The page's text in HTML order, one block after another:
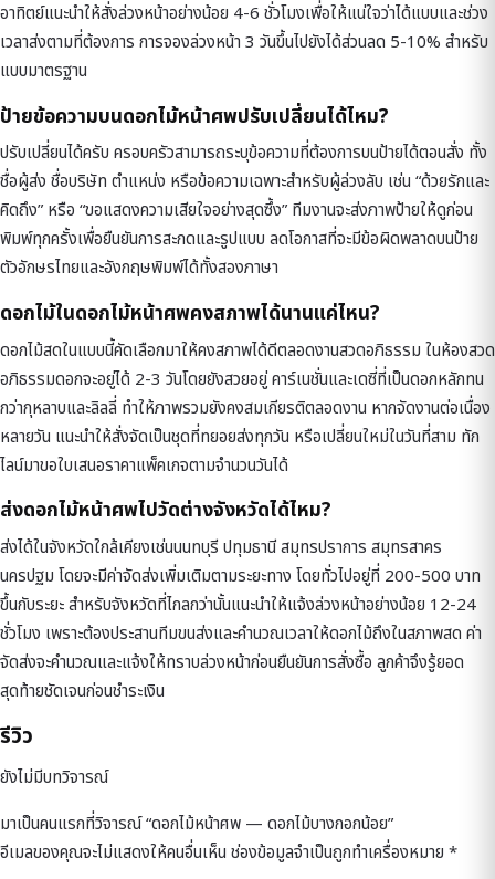
อาทิตย์แนะนำให้สั่งล่วงหน้าอย่างน้อย 4-6 ชั่วโมงเพื่อให้แน่ใจว่าได้แบบและช่วง
เวลาส่งตามที่ต้องการ การจองล่วงหน้า 3 วันขึ้นไปยังได้ส่วนลด 5-10% สำหรับ
แบบมาตรฐาน
ป้ายข้อความบนดอกไม้หน้าศพปรับเปลี่ยนได้ไหม?
ปรับเปลี่ยนได้ครับ ครอบครัวสามารถระบุข้อความที่ต้องการบนป้ายได้ตอนสั่ง ทั้ง
ชื่อผู้ส่ง ชื่อบริษัท ตำแหน่ง หรือข้อความเฉพาะสำหรับผู้ล่วงลับ เช่น “ด้วยรักและ
คิดถึง” หรือ “ขอแสดงความเสียใจอย่างสุดซึ้ง” ทีมงานจะส่งภาพป้ายให้ดูก่อน
พิมพ์ทุกครั้งเพื่อยืนยันการสะกดและรูปแบบ ลดโอกาสที่จะมีข้อผิดพลาดบนป้าย
ตัวอักษรไทยและอังกฤษพิมพ์ได้ทั้งสองภาษา
ดอกไม้ในดอกไม้หน้าศพคงสภาพได้นานแค่ไหน?
ดอกไม้สดในแบบนี้คัดเลือกมาให้คงสภาพได้ดีตลอดงานสวดอภิธรรม ในห้องสวด
อภิธรรมดอกจะอยู่ได้ 2-3 วันโดยยังสวยอยู่ คาร์เนชั่นและเดซี่ที่เป็นดอกหลักทน
กว่ากุหลาบและลิลลี่ ทำให้ภาพรวมยังคงสมเกียรติตลอดงาน หากจัดงานต่อเนื่อง
หลายวัน แนะนำให้สั่งจัดเป็นชุดที่ทยอยส่งทุกวัน หรือเปลี่ยนใหม่ในวันที่สาม ทัก
ไลน์มาขอใบเสนอราคาแพ็คเกจตามจำนวนวันได้
ส่งดอกไม้หน้าศพไปวัดต่างจังหวัดได้ไหม?
ส่งได้ในจังหวัดใกล้เคียงเช่นนนทบุรี ปทุมธานี สมุทรปราการ สมุทรสาคร
นครปฐม โดยจะมีค่าจัดส่งเพิ่มเติมตามระยะทาง โดยทั่วไปอยู่ที่ 200-500 บาท
ขึ้นกับระยะ สำหรับจังหวัดที่ไกลกว่านั้นแนะนำให้แจ้งล่วงหน้าอย่างน้อย 12-24
ชั่วโมง เพราะต้องประสานทีมขนส่งและคำนวณเวลาให้ดอกไม้ถึงในสภาพสด ค่า
จัดส่งจะคำนวณและแจ้งให้ทราบล่วงหน้าก่อนยืนยันการสั่งซื้อ ลูกค้าจึงรู้ยอด
สุดท้ายชัดเจนก่อนชำระเงิน
รีวิว
ยังไม่มีบทวิจารณ์
มาเป็นคนแรกที่วิจารณ์ “ดอกไม้หน้าศพ — ดอกไม้บางกอกน้อย”
อีเมลของคุณจะไม่แสดงให้คนอื่นเห็น ช่องข้อมูลจำเป็นถูกทำเครื่องหมาย *